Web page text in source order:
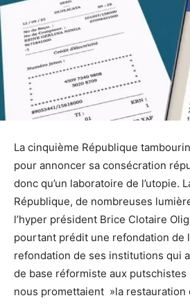
La cinquième République
pour annoncer sa consécration
donc qu’un laboratoire de l’utopie.
République, de nombreuses
l’hyper président Brice Clotaire
pourtant prédit une refondation de
refondation de ses institutions qui
de base réformiste aux putschistes
nous promettaient »la restauration